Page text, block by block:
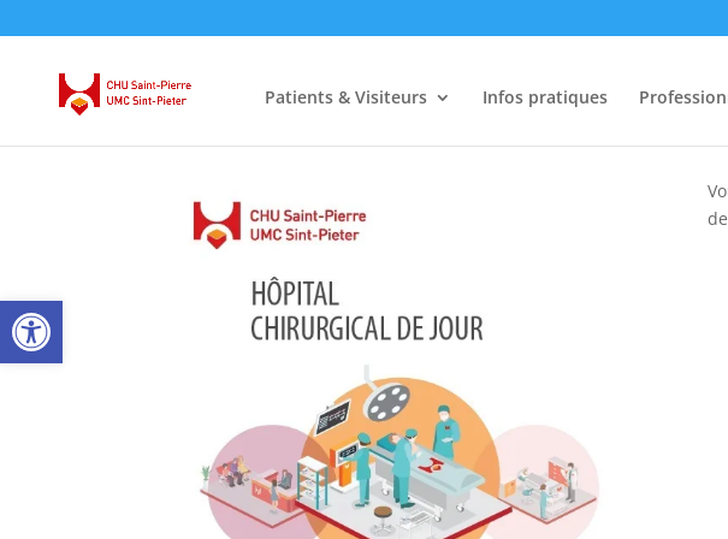
Ouvrir la barre d’outils
Patients & Visiteurs Infos pratiques